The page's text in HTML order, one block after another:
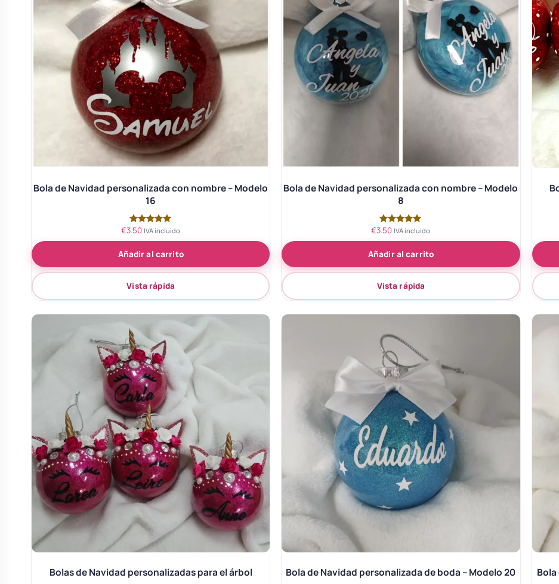
Bola de Navidad personalizada con nombre – Modelo
16
Valorado
de 5
€3.50 IVA incluido
Añadir al carrito
Vista rápida
Bola de Navidad personalizada con nombre – Modelo
8
Valorado
de 5
€3.50 IVA incluido
Añadir al carrito
Vista rápida
Bolas de Navidad personalizadas para el árbol Bola de Navidad personalizada de boda – Modelo 20